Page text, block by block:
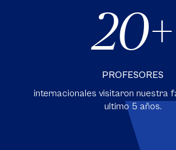
20
PROFESORES
internacionales visitaron nuestra
ultimo 5 años.